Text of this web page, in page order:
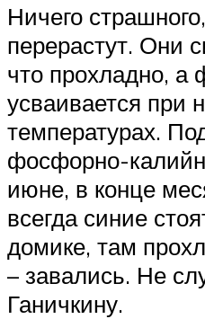
Ничего
перерастут. Они
что прохладно,
усваивается при
температурах.
фосфорно-
июне, в конце
всегда синие
домике, там
– завались. Не
Ганичкину.